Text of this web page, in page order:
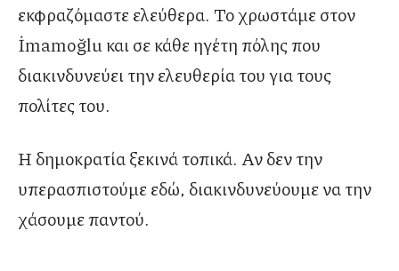
εκφραζόμαστε ελεύθερα. Το χρωστάμε στον
İmamoğlu και σε κάθε ηγέτη πόλης που
διακινδυνεύει την ελευθερία του για τους
πολίτες του.
Η δημοκρατία ξεκινά τοπικά. Αν δεν την
υπερασπιστούμε εδώ, διακινδυνεύουμε να την
χάσουμε παντού.